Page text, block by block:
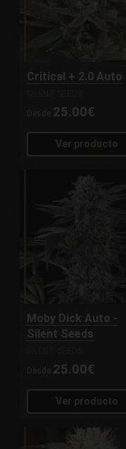
Critical + 2.0 Auto
Desde 25.00€
Ver producto
Moby Dick Auto -
Silent Seeds
Desde 25.00€
Ver producto